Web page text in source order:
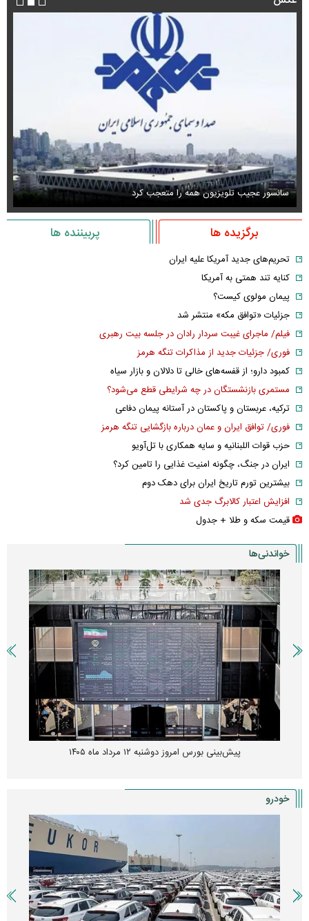
سانسور عجیب تلویزیون همه را متعجب کرد
برگزیده ها پربیننده ها
تحریم‌های جدید آمریکا علیه ایران
کنایه تند همتی به آمریکا
پیمان مولوی کیست؟
جزئیات «توافق مکه» منتشر شد
فیلم/ ماجرای غیبت سردار رادان در جلسه بیت رهبری
فوری/ جزئیات جدید از مذاکرات تنگه هرمز
کمبود دارو؛ از قفسه‌های خالی تا دلالان و بازار سیاه
مستمری بازنشستگان در چه شرایطی قطع می‌شود؟
ترکیه، عربستان و پاکستان در آستانه پیمان دفاعی
فوری/ توافق ایران و عمان درباره بازگشایی تنگه هرمز
حزب قوات اللبنانیه و سایه همکاری با تل‌آویو
ایران در جنگ، چگونه امنیت غذایی را تامین کرد؟
بیشترین تورم تاریخ ایران برای دهک دوم
افزایش اعتبار کالابرگ جدی شد
قیمت سکه و طلا + جدول
خواندنی‌ها
پیش‌بینی بورس امروز دوشنبه ۱۲ مرداد ماه ۱۴۰۵
خودرو